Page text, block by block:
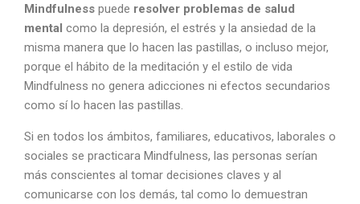
Mindfulness puede resolver problemas de salud
mental como la depresión, el estrés y la ansiedad de la
misma manera que lo hacen las pastillas, o incluso mejor,
porque el hábito de la meditación y el estilo de vida
Mindfulness no genera adicciones ni efectos secundarios
como sí lo hacen las pastillas.
Si en todos los ámbitos, familiares, educativos, laborales o
sociales se practicara Mindfulness, las personas serían
más conscientes al tomar decisiones claves y al
comunicarse con los demás, tal como lo demuestran